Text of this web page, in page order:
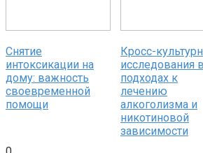
Снятие
интоксикации на
дому: важность
своевременной
помощи
Кросс-
исследования в
подходах к
лечению
алкоголизма и
никотиновой
зависимости